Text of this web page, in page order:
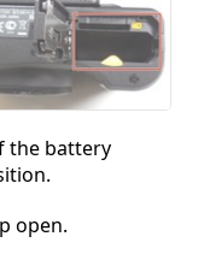
the battery
open.